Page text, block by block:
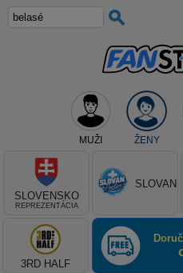
MUŽI ŽENY
Teraz vyberte
SLOVENSKO
REPREZENTÁCIA
SLOVAN
3RD HALF